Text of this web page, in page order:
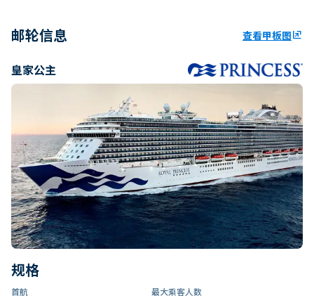
邮轮信息 查看甲板图ungroup
皇家公主
规格
首航 最大乘客人数